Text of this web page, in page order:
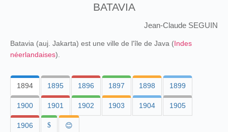
BATAVIA
Jean-Claude SEGUIN
Batavia (auj. Jakarta) est une ville de l'île de Java (Indes
néerlandaises).
1894 1895 1896 1897 1898 1899
1900 1901 1902 1903 1904 1905
1906 $ 😊